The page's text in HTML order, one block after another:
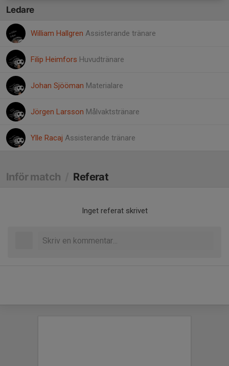
Ledare
William Hallgren Assisterande tränare
Filip Heimfors Huvudtränare
Johan Sjööman Materialare
Jörgen Larsson Målvaktstränare
Ylle Racaj Assisterande tränare
Inför match Referat
Inget referat skrivet